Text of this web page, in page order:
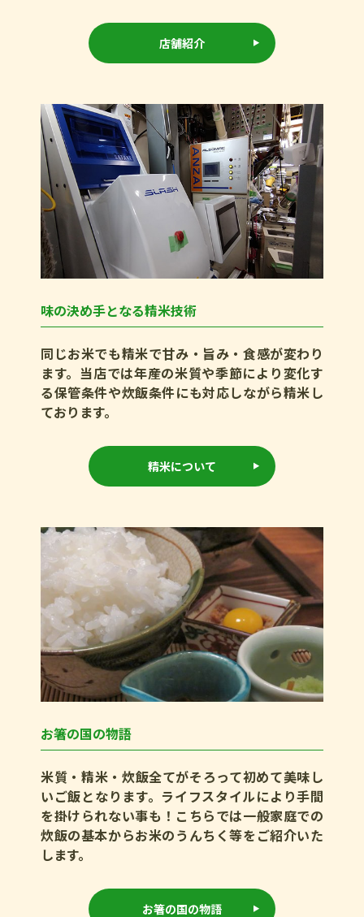
店舗紹介
味の決め手となる精米技術
同じお米でも精米で甘み・旨み・食感が変わり
ます。当店では年産の米質や季節により変化す
る保管条件や炊飯条件にも対応しながら精米し
ております。
精米について
お箸の国の物語
米質・精米・炊飯全てがそろって初めて美味し
いご飯となります。ライフスタイルにより手間
を掛けられない事も！こちらでは一般家庭での
炊飯の基本からお米のうんちく等をご紹介いた
します。
お箸の国の物語